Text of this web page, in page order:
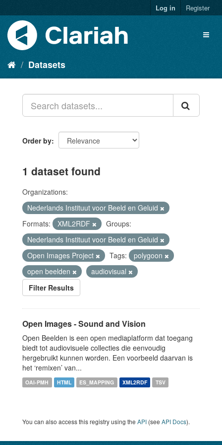
Log in Register
Datasets
Order by
1 dataset found
Organizations:
Nederlands Instituut voor Beeld en Geluid
Formats:
XML2RDF
Groups:
Nederlands Instituut voor Beeld en Geluid
Open Images Project
Tags:
polygoon
open beelden
audiovisual
Filter Results
Open Images - Sound and Vision
Open Beelden is een open mediaplatform dat toegang
biedt tot audiovisuele collecties die eenvoudig
hergebruikt kunnen worden. Een voorbeeld daarvan is
het ‘remixen’ van...
OAI-PMH HTML ES_MAPPING XML2RDF TSV
You can also access this registry using the API (see API Docs).